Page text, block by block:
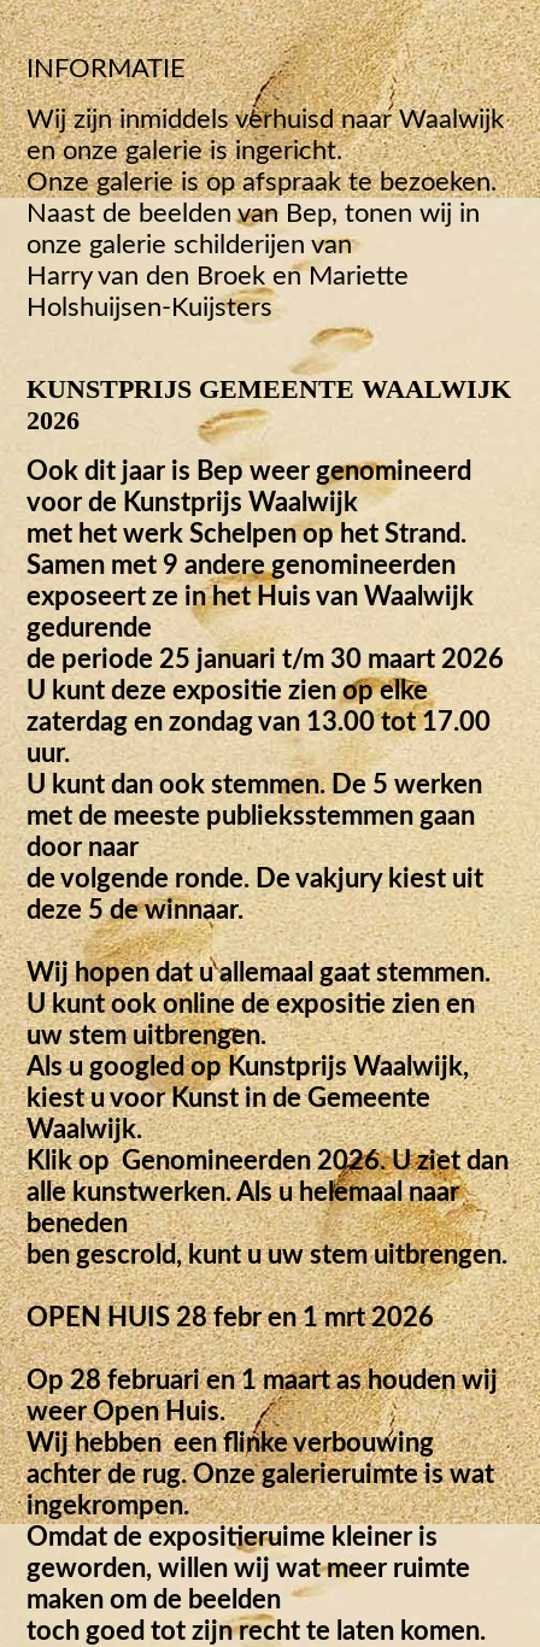
INFORMATIE
Wij zijn inmiddels verhuisd naar Waalwijk
en onze galerie is ingericht.
Onze galerie is op afspraak te bezoeken.
Naast de beelden van Bep, tonen wij in
onze galerie schilderijen van
Harry van den Broek en Mariette
Holshuijsen-Kuijsters
KUNSTPRIJS GEMEENTE WAALWIJK
2026
Ook dit jaar is Bep weer genomineerd
voor de Kunstprijs Waalwijk
met het werk Schelpen op het Strand.
Samen met 9 andere genomineerden
exposeert ze in het Huis van Waalwijk
gedurende
de periode 25 januari t/m 30 maart 2026
U kunt deze expositie zien op elke
zaterdag en zondag van 13.00 tot 17.00
uur.
U kunt dan ook stemmen. De 5 werken
met de meeste publieksstemmen gaan
door naar
de volgende ronde. De vakjury kiest uit
deze 5 de winnaar.
Wij hopen dat u allemaal gaat stemmen.
U kunt ook online de expositie zien en
uw stem uitbrengen.
Als u googled op Kunstprijs Waalwijk,
kiest u voor Kunst in de Gemeente
Waalwijk.
Klik op Genomineerden 2026. U ziet dan
alle kunstwerken. Als u helemaal naar
beneden
ben gescrold, kunt u uw stem uitbrengen.
OPEN HUIS 28 febr en 1 mrt 2026
Op 28 februari en 1 maart as houden wij
weer Open Huis.
Wij hebben een flinke verbouwing
achter de rug. Onze galerieruimte is wat
ingekrompen.
Omdat de expositieruime kleiner is
geworden, willen wij wat meer ruimte
maken om de beelden
toch goed tot zijn recht te laten komen.